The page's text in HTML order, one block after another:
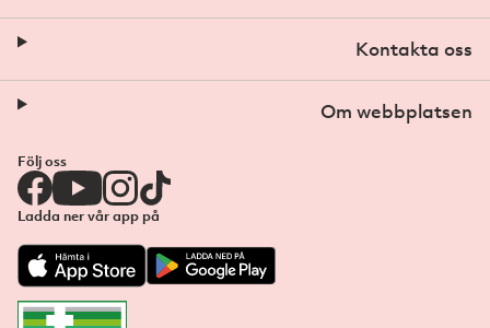
Kontakta oss
Om webbplatsen
Följ oss
Ladda ner vår app på